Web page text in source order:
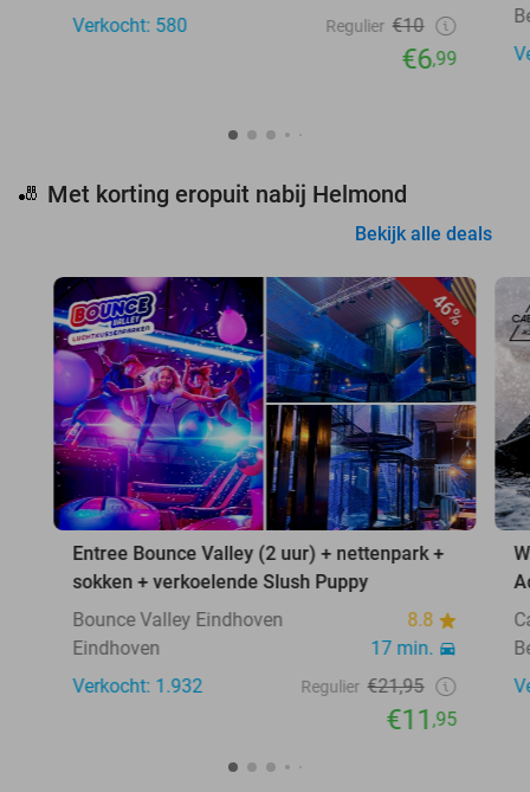
Verkocht: 580
Regulier €10
€6,99
🎳 Met korting eropuit nabij Helmond
Bekijk alle deals
46%
Entree Bounce Valley (2 uur) + nettenpark +
sokken + verkoelende Slush Puppy
Bounce Valley Eindhoven
8.8
Eindhoven
17 min.
Verkocht: 1.932
Regulier €21,95
€11,95